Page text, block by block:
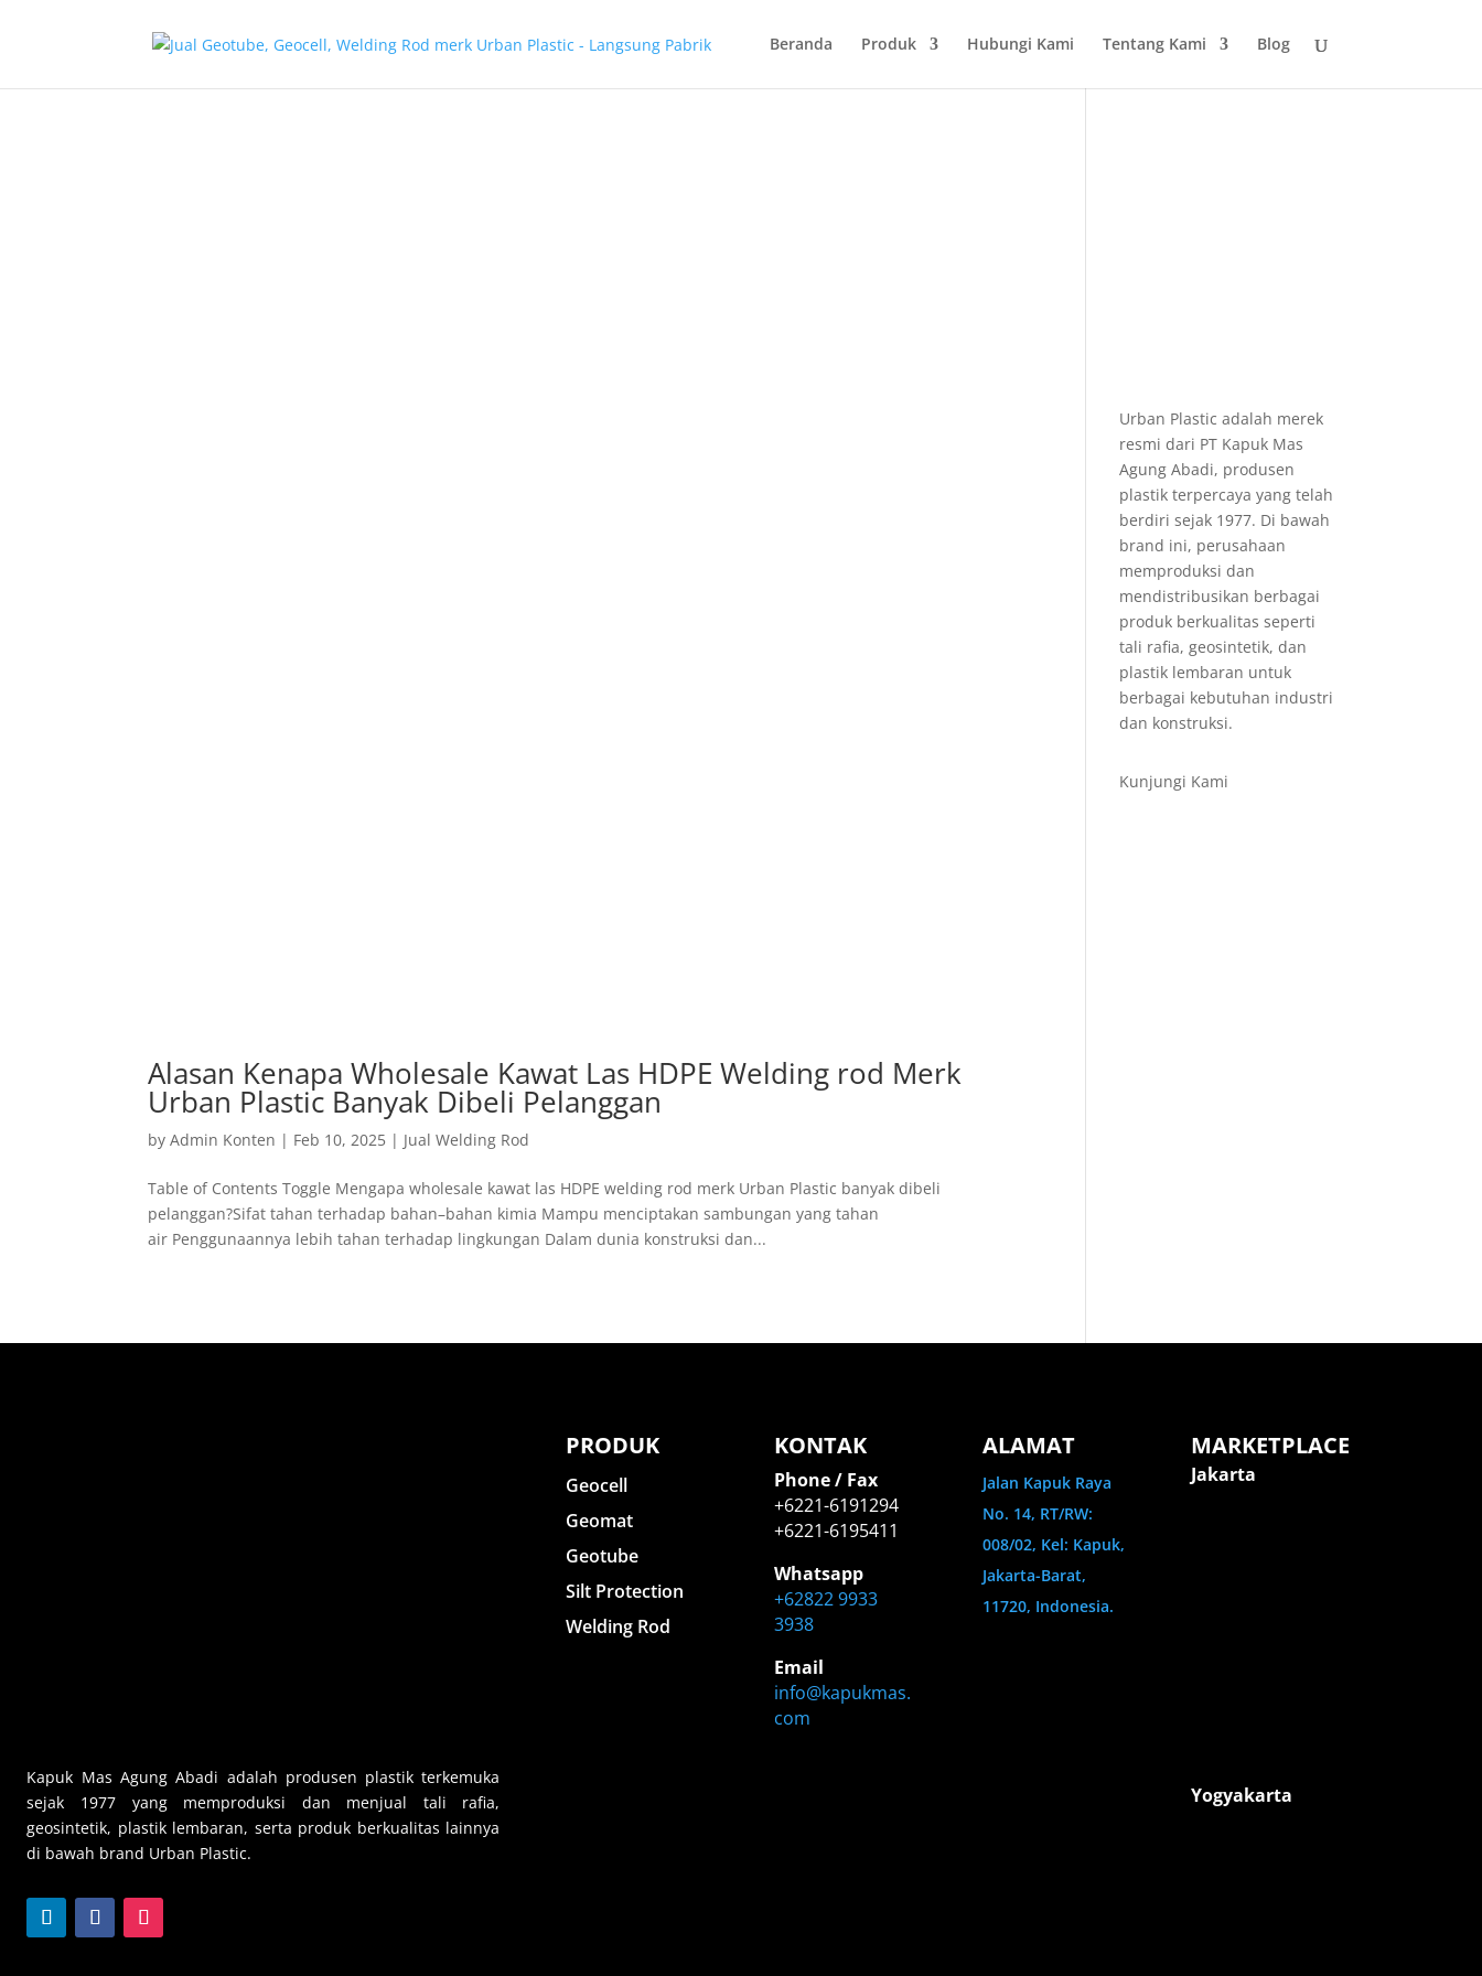
Beranda Produk Hubungi Kami Tentang Kami Blog
Alasan Kenapa Wholesale Kawat Las HDPE Welding rod Merk
Urban Plastic Banyak Dibeli Pelanggan
byAdmin Konten | Feb 10, 2025 | Jual Welding Rod
Table of Contents Toggle Mengapa wholesale kawat las HDPE welding rod merk Urban Plastic banyak dibeli
pelanggan?Sifat tahan terhadap bahan–bahan kimia Mampu menciptakan sambungan yang tahan
air Penggunaannya lebih tahan terhadap lingkungan Dalam dunia konstruksi dan...
Urban Plastic adalah merek
resmi dari PT Kapuk Mas
Agung Abadi, produsen
plastik terpercaya yang telah
berdiri sejak 1977. Di bawah
brand ini, perusahaan
memproduksi dan
mendistribusikan berbagai
produk berkualitas seperti
tali rafia, geosintetik, dan
plastik lembaran untuk
berbagai kebutuhan industri
dan konstruksi.
Kunjungi Kami
Kapuk Mas Agung Abadi adalah produsen plastik terkemuka
sejak 1977 yang memproduksi dan menjual tali rafia,
geosintetik, plastik lembaran, serta produk berkualitas lainnya
di bawah brand Urban Plastic.
PRODUK
Geocell
Geomat
Geotube
Silt Protection
Welding Rod
KONTAK
Phone / Fax
+6221-6191294
+6221-6195411
Whatsapp
+62822 9933
3938
Email
info@kapukmas.
com
ALAMAT
Jalan Kapuk Raya
No. 14, RT/RW:
008/02, Kel: Kapuk,
Jakarta-Barat,
11720, Indonesia.
MARKETPLACE
Jakarta
Yogyakarta